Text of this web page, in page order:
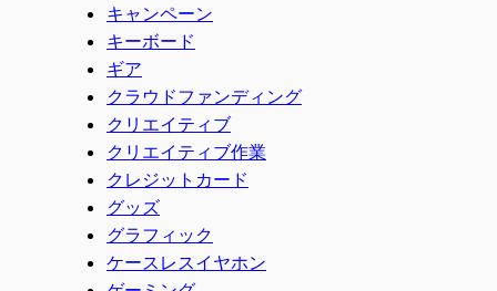
キャンペーン
キーボード
ギア
クラウドファンディング
クリエイティブ
クリエイティブ作業
クレジットカード
グッズ
グラフィック
ケースレスイヤホン